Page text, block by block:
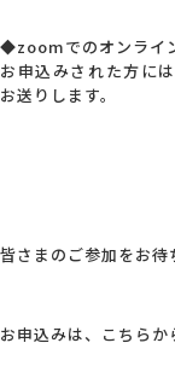
◆zoomでのオンライ
お申込みされた方に
お送りします。
皆さまのご参加をお待
お申込みは、こちら